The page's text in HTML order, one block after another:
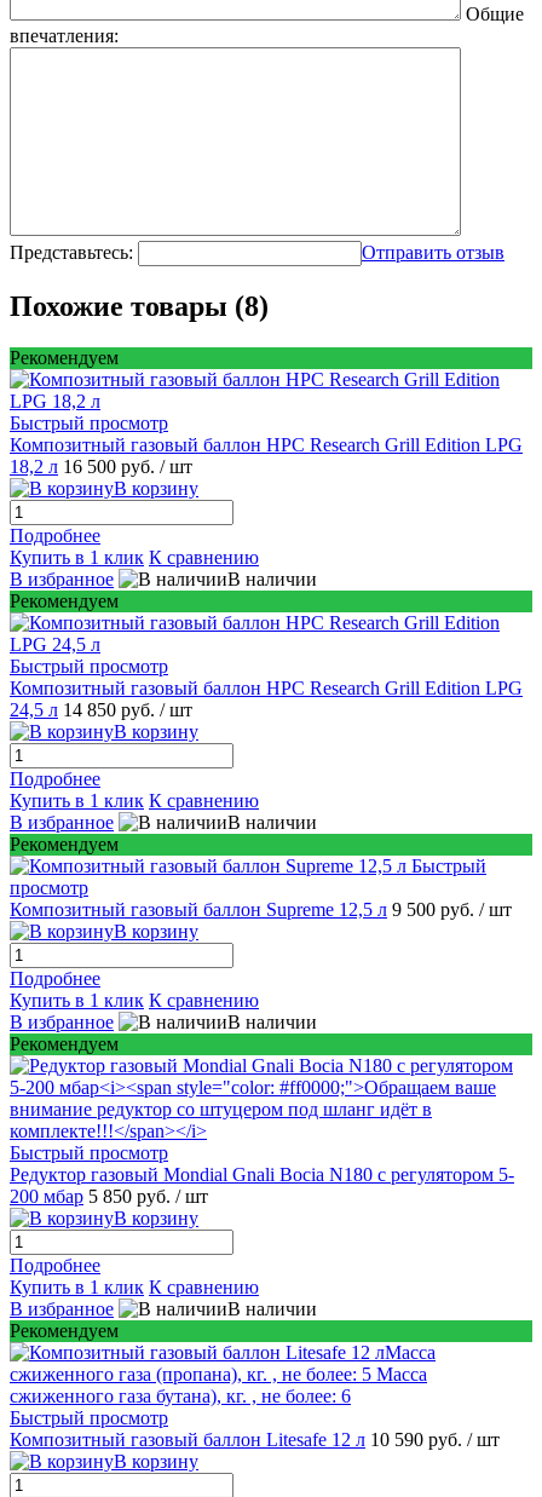
Общие
впечатления:
Представьтесь: Отправить отзыв
Похожие товары (8)
Рекомендуем
Быстрый просмотр
Композитный газовый баллон HPC Research Grill Edition LPG
18,2 л 16 500 руб. / шт
В корзину
Подробнее
Купить в 1 клик К сравнению
В избранное
В наличии
Рекомендуем
Быстрый просмотр
Композитный газовый баллон HPC Research Grill Edition LPG
24,5 л 14 850 руб. / шт
В корзину
Подробнее
Купить в 1 клик К сравнению
В избранное
В наличии
Рекомендуем
Быстрый
просмотр
Композитный газовый баллон Supreme 12,5 л 9 500 руб. / шт
В корзину
Подробнее
Купить в 1 клик К сравнению
В избранное
В наличии
Рекомендуем
Быстрый просмотр
Редуктор газовый Mondial Gnali Bocia N180 c регулятором 5-
200 мбар 5 850 руб. / шт
В корзину
Подробнее
Купить в 1 клик К сравнению
В избранное
В наличии
Рекомендуем
Быстрый просмотр
Композитный газовый баллон Litesafe 12 л 10 590 руб. / шт
В корзину